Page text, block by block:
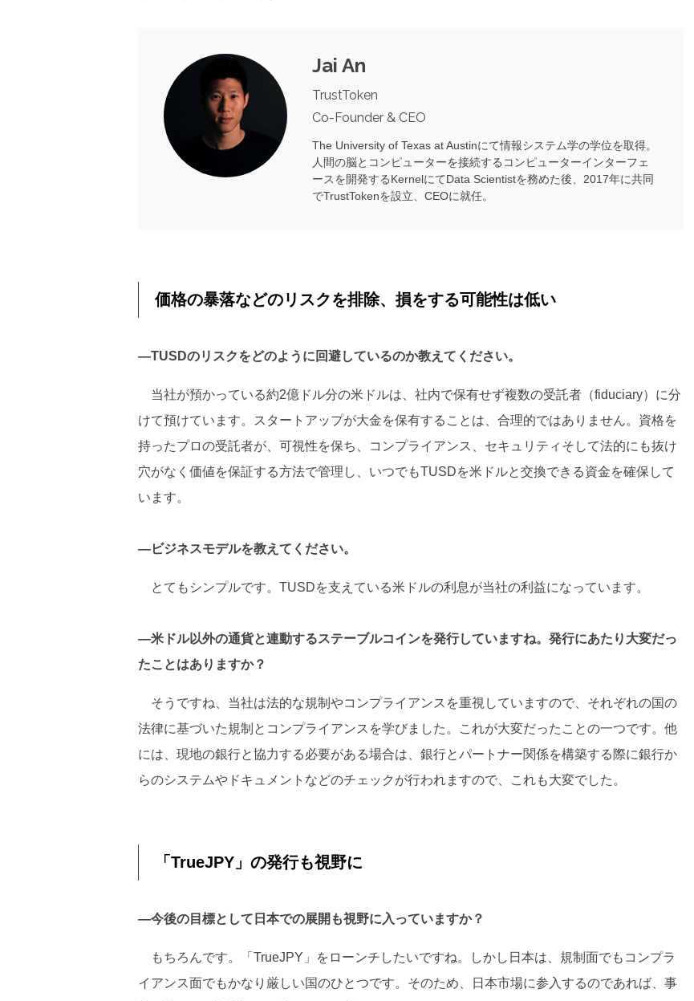
Jai An
TrustToken
Co-Founder & CEO
The University of Texas at Austinにて情報システム学の学位を取得。
人間の脳とコンピューターを接続するコンピューターインターフェ
ースを開発するKernelにてData Scientistを務めた後、2017年に共同
でTrustTokenを設立、CEOに就任。
価格の暴落などのリスクを排除、損をする可能性は低い
―TUSDのリスクをどのように回避しているのか教えてください。
当社が預かっている約2億ドル分の米ドルは、社内で保有せず複数の受託者（fiduciary）に分
けて預けています。スタートアップが大金を保有することは、合理的ではありません。資格を
持ったプロの受託者が、可視性を保ち、コンプライアンス、セキュリティそして法的にも抜け
穴がなく価値を保証する方法で管理し、いつでもTUSDを米ドルと交換できる資金を確保して
います。
―ビジネスモデルを教えてください。
とてもシンプルです。TUSDを支えている米ドルの利息が当社の利益になっています。
―米ドル以外の通貨と連動するステーブルコインを発行していますね。発行にあたり大変だっ
たことはありますか？
そうですね、当社は法的な規制やコンプライアンスを重視していますので、それぞれの国の
法律に基づいた規制とコンプライアンスを学びました。これが大変だったことの一つです。他
には、現地の銀行と協力する必要がある場合は、銀行とパートナー関係を構築する際に銀行か
らのシステムやドキュメントなどのチェックが行われますので、これも大変でした。
「TrueJPY」の発行も視野に
―今後の目標として日本での展開も視野に入っていますか？
もちろんです。「TrueJPY」をローンチしたいですね。しかし日本は、規制面でもコンプラ
イアンス面でもかなり厳しい国のひとつです。そのため、日本市場に参入するのであれば、事